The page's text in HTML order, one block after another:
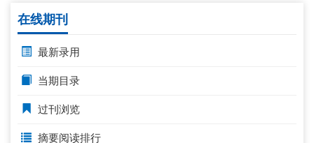
在线期刊
最新录用
当期目录
过刊浏览
摘要阅读排行